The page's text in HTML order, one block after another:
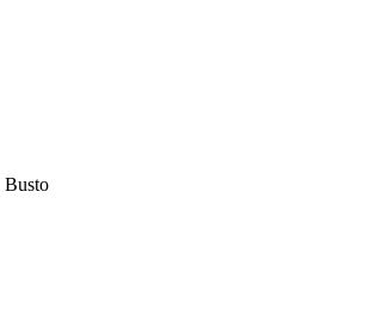
Busto